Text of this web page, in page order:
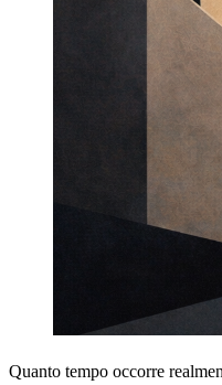
Quanto tempo occorre